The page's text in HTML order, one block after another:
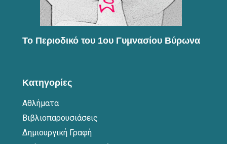
Το Περιοδικό του 1ου Γυμνασίου Βύρωνα
Κατηγορίες
Αθλήματα
Βιβλιοπαρουσιάσεις
Δημιουργική Γραφή